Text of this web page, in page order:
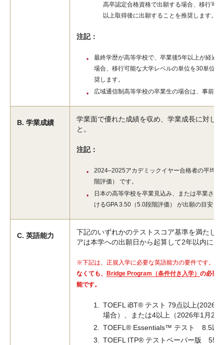
高卒認定合格資格で出願する場合、移行可
以上取得後に出願することを推奨します。
注記：
最終学歴が高等学校で、卒業後5年以上が経過
場合、移行可能な大学レベルの単位を30単位以
奨します。
広域通信制高等学校の卒業生の場合は、事前に
B. 学業成績
学業面で優れた成績を収め、学業成長に対し
と。
注記：
2024–2025アカデミックイヤー合格者の平均評
階評価） です。
日本の高等学校を卒業見込み、または卒業され
けるGPA 3.50（5.0段階評価） が出願の目安と
C. 英語能力
下記のいずれかのテストスコア基準を満たし
アは本学への出願日から起算して2年以内に受
※下記は、正規入学に必要な英語能力の要件です。
なくても、
Bridge Program（条件付き入学） の必要
能です。
TOEFL iBT® テスト 79点以上(2026
場合）、または4以上（2026年1月21
TOEFL® Essentials™ テスト 8.5以
TOEFL ITP® テストペーパー版 550